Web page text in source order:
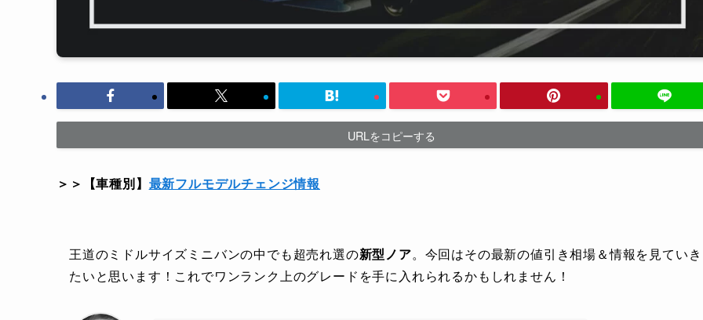
URLをコピーする
＞＞【車種別】 最新フルモデルチェンジ情報
王道のミドルサイズミニバンの中でも超売れ選の新型ノア。今回はその最新の値引き相場＆情報を見ていき
たいと思います！これでワンランク上のグレードを手に入れられるかもしれません！